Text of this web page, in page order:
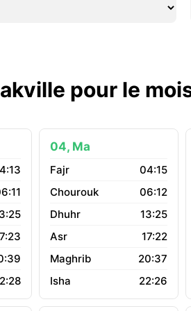
pour le
04, Ma
04:15
06:12
13:25
17:22
20:37
22:26